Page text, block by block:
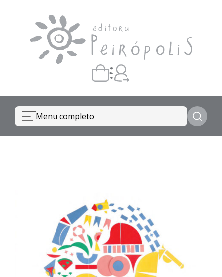
Carrinho vazio
Quando escolher seus livros, eles aparecem aqui.
Menu completo